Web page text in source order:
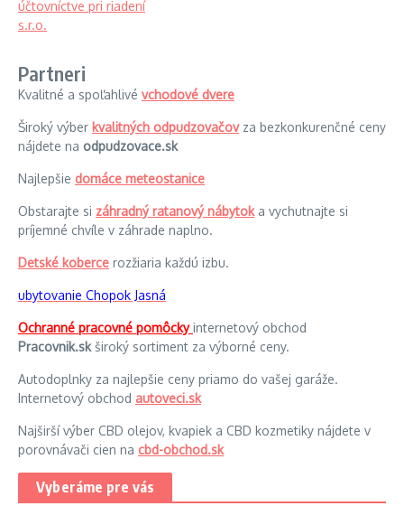
Partneri
Kvalitné a spoľahlivé vchodové dvere
Široký výber kvalitných odpudzovačovza bezkonkurenčné ceny
nájdete na odpudzovace.sk
Najlepšie domáce meteostanice
Obstarajte si záhradný ratanový nábytoka vychutnajte si
príjemné chvíle v záhrade naplno.
Detské koberce rozžiaria každú izbu.
ubytovanie Chopok Jasná
Ochranné pracovné pomôckyinternetový obchod
Pracovnik.skširoký sortiment za výborné ceny.
Autodoplnky za najlepšie ceny priamo do vašej garáže.
Internetový obchod autoveci.sk
Najširší výber CBD olejov, kvapiek a CBD kozmetiky nájdete v
porovnávači cien na cbd-obchod.sk
Vyberáme pre vás